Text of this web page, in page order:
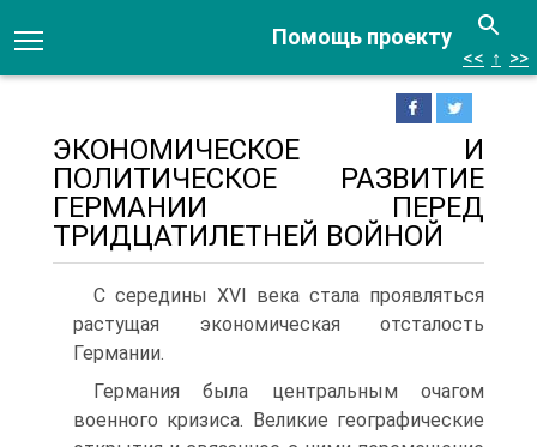
Помощь проекту
<< ↑ >>
ЭКОНОМИЧЕСКОЕ И
ПОЛИТИЧЕСКОЕ РАЗВИТИЕ
ГЕРМАНИИ ПЕРЕД
ТРИДЦАТИЛЕТНЕЙ ВОЙНОЙ
С середины XVI века стала проявляться
растущая экономическая отсталость
Германии.
Германия была центральным очагом
военного кри­зиса. Великие географические